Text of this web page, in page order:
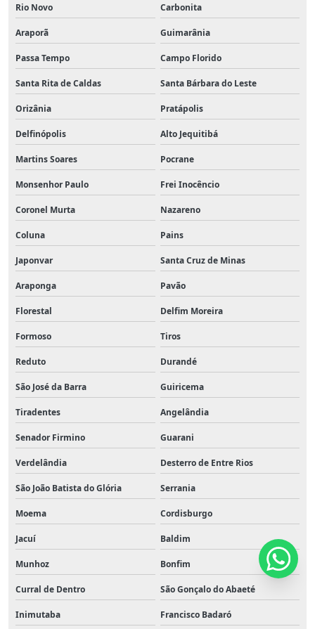
Rio Novo Carbonita
Araporã Guimarânia
Passa Tempo Campo Florido
Santa Rita de Caldas Santa Bárbara do Leste
Orizânia Pratápolis
Delfinópolis Alto Jequitibá
Martins Soares Pocrane
Monsenhor Paulo Frei Inocêncio
Coronel Murta Nazareno
Coluna Pains
Japonvar Santa Cruz de Minas
Araponga Pavão
Florestal Delfim Moreira
Formoso Tiros
Reduto Durandé
São José da Barra Guiricema
Tiradentes Angelândia
Senador Firmino Guarani
Verdelândia Desterro de Entre Rios
São João Batista do Glória Serrania
Moema Cordisburgo
Jacuí Baldim
Munhoz Bonfim
Curral de Dentro São Gonçalo do Abaeté
Inimutaba Francisco Badaró